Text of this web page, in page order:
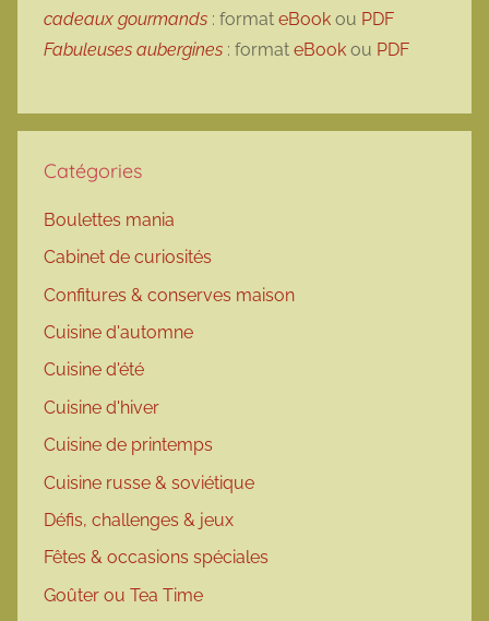
cadeaux gourmands : format eBook ou PDF
Fabuleuses aubergines : format eBook ou PDF
Catégories
Boulettes mania
Cabinet de curiosités
Confitures & conserves maison
Cuisine d'automne
Cuisine d'été
Cuisine d'hiver
Cuisine de printemps
Cuisine russe & soviétique
Défis, challenges & jeux
Fêtes & occasions spéciales
Goûter ou Tea Time